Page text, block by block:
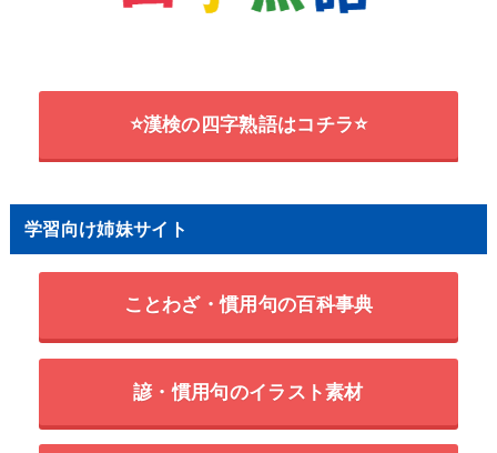
⭐漢検の四字熟語はコチラ⭐
学習向け姉妹サイト
ことわざ・慣用句の百科事典
諺・慣用句のイラスト素材